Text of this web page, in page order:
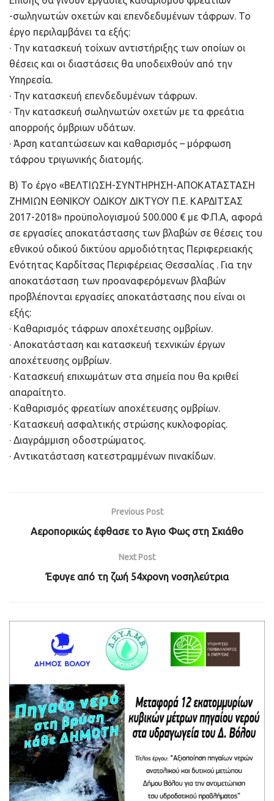
-σωληνωτών οχετών και επενδεδυμένων τάφρων. Το
έργο περιλαμβάνει τα εξής:
· Την κατασκευή τοίχων αντιστήριξης των οποίων οι
θέσεις και οι διαστάσεις θα υποδειχθούν από την
Υπηρεσία.
· Την κατασκευή επενδεδυμένων τάφρων.
· Την κατασκευή σωληνωτών οχετών με τα φρεάτια
απορροής όμβριων υδάτων.
· Άρση καταπτώσεων και καθαρισμός – μόρφωση
τάφρου τριγωνικής διατομής.
Β) Το έργο «ΒΕΛΤΙΩΣΗ-ΣΥΝΤΗΡΗΣΗ-ΑΠΟΚΑΤΑΣΤΑΣΗ
ΖΗΜΙΩΝ ΕΘΝΙΚΟΥ ΟΔΙΚΟΥ ΔΙΚΤΥΟΥ Π.Ε. ΚΑΡΔΙΤΣΑΣ
2017-2018» προϋπολογισμού 500.000 € με Φ.Π.Α, αφορά
σε εργασίες αποκατάστασης των βλαβών σε θέσεις του
εθνικού οδικού δικτύου αρμοδιότητας Περιφερειακής
Ενότητας Καρδίτσας Περιφέρειας Θεσσαλίας . Για την
αποκατάσταση των προαναφερόμενων βλαβών
προβλέπονται εργασίες αποκατάστασης που είναι οι
εξής:
· Καθαρισμός τάφρων αποχέτευσης ομβρίων.
· Αποκατάσταση και κατασκευή τεχνικών έργων
αποχέτευσης ομβρίων.
· Κατασκευή επιχωμάτων στα σημεία που θα κριθεί
απαραίτητο.
· Καθαρισμός φρεατίων αποχέτευσης ομβρίων.
· Κατασκευή ασφαλτικής στρώσης κυκλοφορίας.
· Διαγράμμιση οδοστρώματος.
· Αντικατάσταση κατεστραμμένων πινακίδων.
Previous Post
Αεροπορικώς έφθασε το Άγιο Φως στη Σκιάθο
Next Post
Έφυγε από τη ζωή 54χρονη νοσηλεύτρια